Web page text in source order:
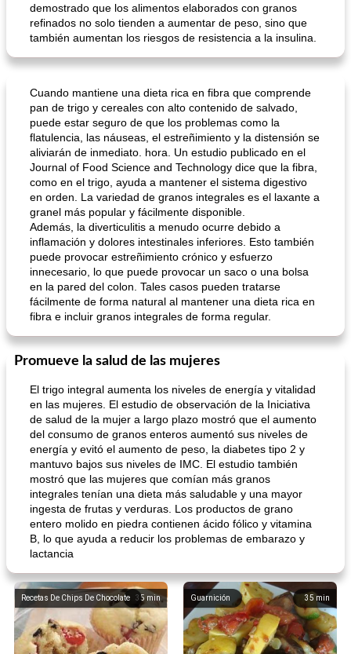
demostrado que los alimentos elaborados con granos
refinados no solo tienden a aumentar de peso, sino que
también aumentan los riesgos de resistencia a la insulina.
Cuando mantiene una dieta rica en fibra que comprende
pan de trigo y cereales con alto contenido de salvado,
puede estar seguro de que los problemas como la
flatulencia, las náuseas, el estreñimiento y la distensión se
aliviarán de inmediato. hora. Un estudio publicado en el
Journal of Food Science and Technology dice que la fibra,
como en el trigo, ayuda a mantener el sistema digestivo
en orden. La variedad de granos integrales es el laxante a
granel más popular y fácilmente disponible.
Además, la diverticulitis a menudo ocurre debido a
inflamación y dolores intestinales inferiores. Esto también
puede provocar estreñimiento crónico y esfuerzo
innecesario, lo que puede provocar un saco o una bolsa
en la pared del colon. Tales casos pueden tratarse
fácilmente de forma natural al mantener una dieta rica en
fibra e incluir granos integrales de forma regular.
Promueve la salud de las mujeres
El trigo integral aumenta los niveles de energía y vitalidad
en las mujeres. El estudio de observación de la Iniciativa
de salud de la mujer a largo plazo mostró que el aumento
del consumo de granos enteros aumentó sus niveles de
energía y evitó el aumento de peso, la diabetes tipo 2 y
mantuvo bajos sus niveles de IMC. El estudio también
mostró que las mujeres que comían más granos
integrales tenían una dieta más saludable y una mayor
ingesta de frutas y verduras. Los productos de grano
entero molido en piedra contienen ácido fólico y vitamina
B, lo que ayuda a reducir los problemas de embarazo y
lactancia
35 min
Recetas De Chips De Chocolate 35 min
Guarnición